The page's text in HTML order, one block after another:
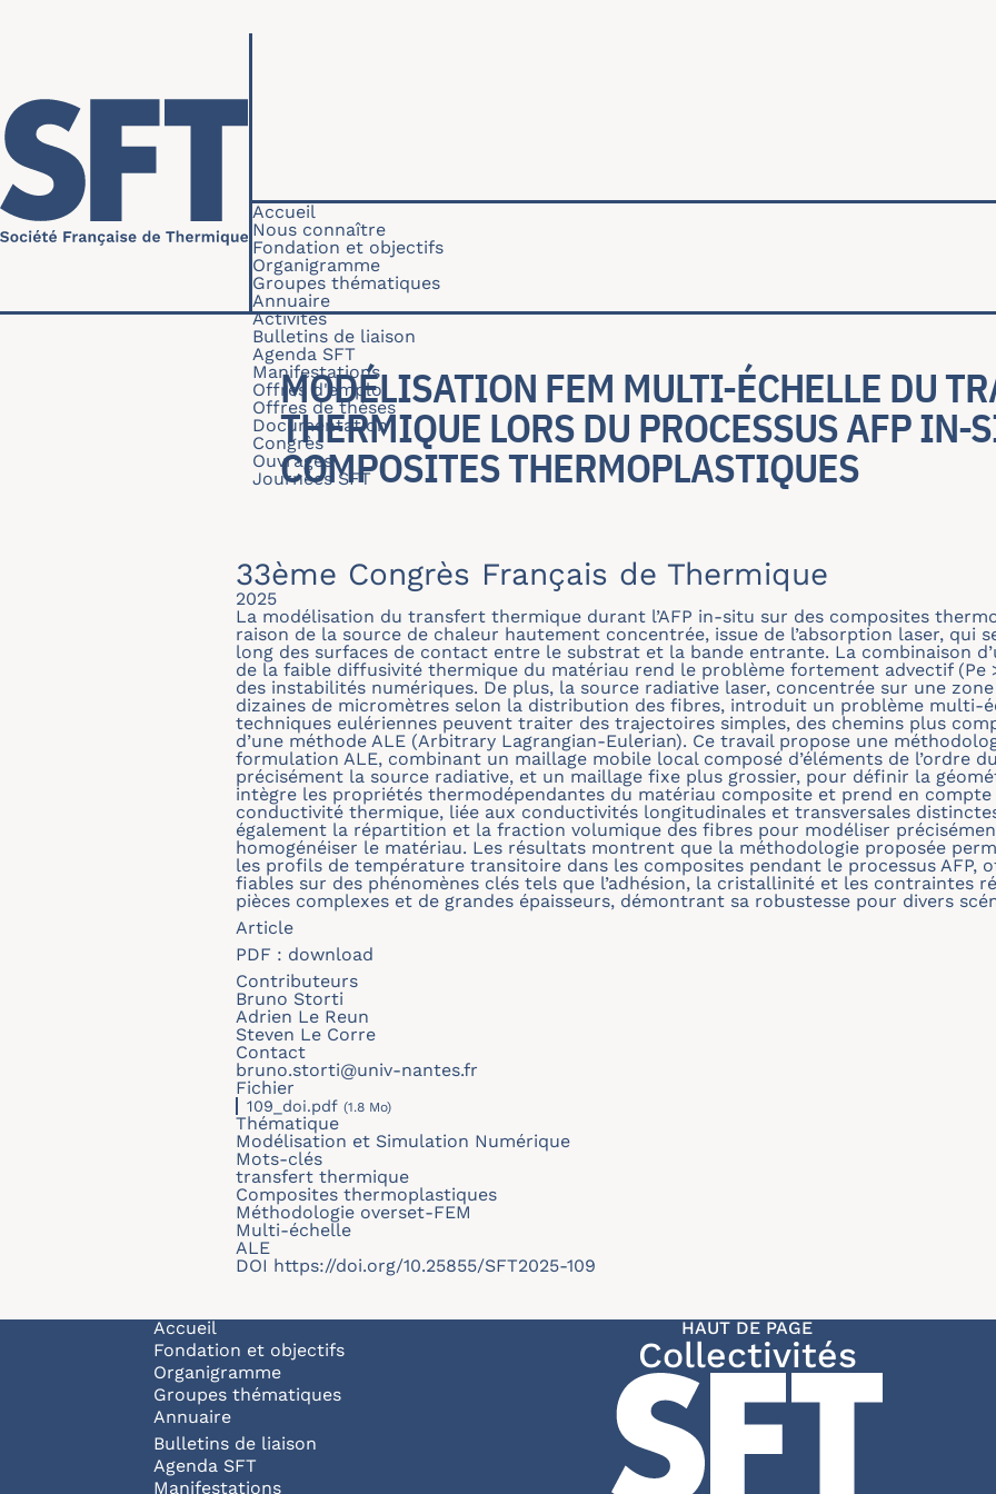
Navigation principale
Accueil
Nous connaître
Fondation et objectifs
Organigramme
Groupes thématiques
Annuaire
Activités
Bulletins de liaison
Agenda SFT
Manifestations
Offres d'emploi
Offres de thèses
Documentation
Congrès
Ouvrages
Journées SFT
MODÉLISATION FEM MULTI-ÉCHELLE DU
THERMIQUE LORS DU PROCESSUS AFP IN-
COMPOSITES THERMOPLASTIQUES
33ème Congrès Français de Thermique
2025
La modélisation du transfert thermique durant l’AFP in-situ sur des composites
raison de la source de chaleur hautement concentrée, issue de l’absorption laser, qui
long des surfaces de contact entre le substrat et la bande entrante. La combinaison
de la faible diffusivité thermique du matériau rend le problème fortement advectif (Pe
des instabilités numériques. De plus, la source radiative laser, concentrée sur une
dizaines de micromètres selon la distribution des fibres, introduit un problème multi-
techniques eulériennes peuvent traiter des trajectoires simples, des chemins plus
d’une méthode ALE (Arbitrary Lagrangian-Eulerian). Ce travail propose une
formulation ALE, combinant un maillage mobile local composé d’éléments de l’ordre
précisément la source radiative, et un maillage fixe plus grossier, pour définir la
intègre les propriétés thermodépendantes du matériau composite et prend en compte
conductivité thermique, liée aux conductivités longitudinales et transversales
également la répartition et la fraction volumique des fibres pour modéliser
homogénéiser le matériau. Les résultats montrent que la méthodologie proposée
les profils de température transitoire dans les composites pendant le processus AFP,
fiables sur des phénomènes clés tels que l’adhésion, la cristallinité et les contraintes
pièces complexes et de grandes épaisseurs, démontrant sa robustesse pour divers
Article
PDF : download
Contributeurs
Bruno Storti
Adrien Le Reun
Steven Le Corre
Contact
bruno.storti@univ-nantes.fr
Fichier
109_doi.pdf (1.8 Mo)
Thématique
Modélisation et Simulation Numérique
Mots-clés
transfert thermique
Composites thermoplastiques
Méthodologie overset-FEM
Multi-échelle
ALE
DOI https://doi.org/10.25855/SFT2025-109
Navigation principale
Accueil
Fondation et objectifs
Organigramme
Groupes thématiques
Annuaire
Bulletins de liaison
Agenda SFT
Manifestations
HAUT DE PAGE
Collectivités